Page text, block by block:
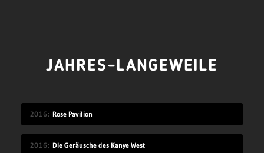
JAHRES-LANGEWEILE
2016 Rose Pavilion
2016 Die Geräusche des Kanye West